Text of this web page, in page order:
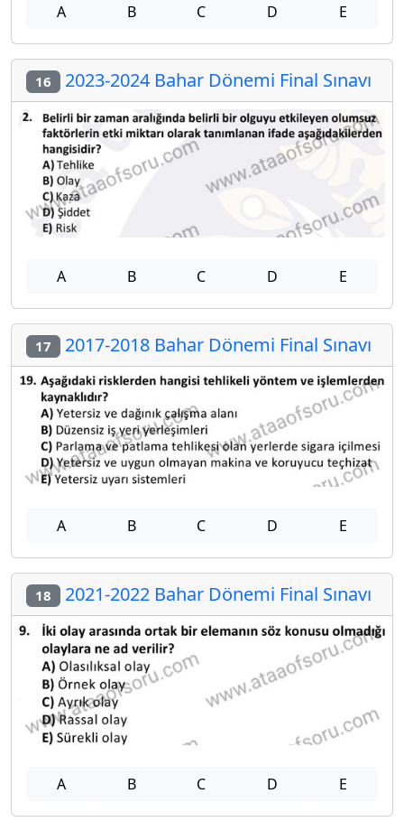
A B C D E
16 2023-2024 Bahar Dönemi Final Sınavı
A B C D E
17 2017-2018 Bahar Dönemi Final Sınavı
A B C D E
18 2021-2022 Bahar Dönemi Final Sınavı
A B C D E